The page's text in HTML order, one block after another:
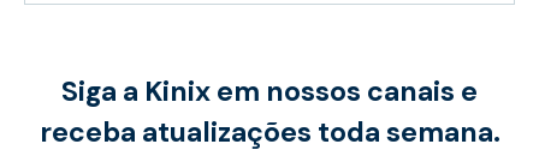
Siga a Kinix em nossos canais e
receba atualizações toda semana.